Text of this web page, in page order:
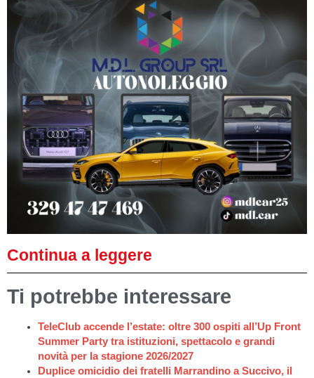
Continua a leggere
Ti potrebbe interessare
TeleClub accende l’estate: oltre 300 ospiti all’Up Front
Summer Party tra istituzioni, spettacolo e grandi
novità per la stagione 2026/2027
Duplice omicidio dei fratelli Marrandino a Succivo, il